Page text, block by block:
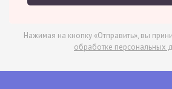
Нажимая на кнопку «Отправить», вы
обработке персональных